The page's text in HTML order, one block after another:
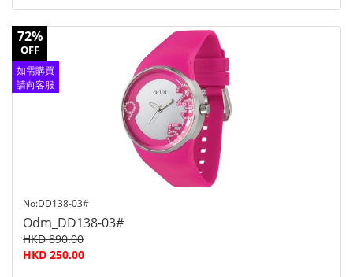
72%
OFF
如需購買
請向客服
No:DD138-03#
Odm_DD138-03#
HKD 890.00
HKD 250.00